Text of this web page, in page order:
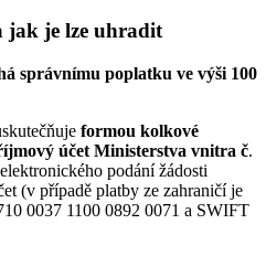
jak je lze uhradit
správnímu poplatku ve výši 100
formou kolkové
účet Ministerstva vnitra č.
podání žádosti
(v případě platby ze zahraničí je
0037 1100 0892 0071 a SWIFT